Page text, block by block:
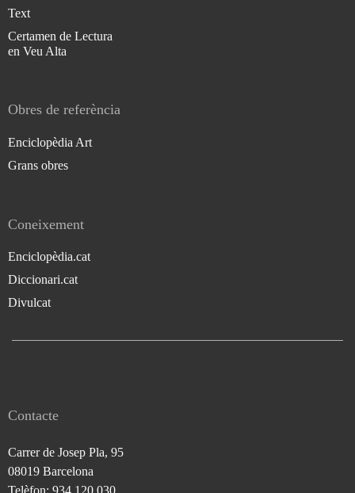
Text
Certamen de Lectura
en Veu Alta
Obres de referència
Enciclopèdia Art
Grans obres
Coneixement
Enciclopèdia.cat
Diccionari.cat
Divulcat
Contacte
Carrer de Josep Pla, 95
08019 Barcelona